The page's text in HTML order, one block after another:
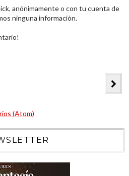
anónimamente o con tu cuenta de
ninguna información.
(Atom)